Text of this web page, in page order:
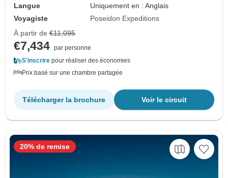
Langue
Uniquement en : Anglais
Voyagiste
Poseidon Expeditions
À partir de €11,095
€7,434 par personne
S'inscrire pour réaliser des économies
Prix basé sur une chambre partagée
Voir le circuit
Télécharger la brochure
20% de remise